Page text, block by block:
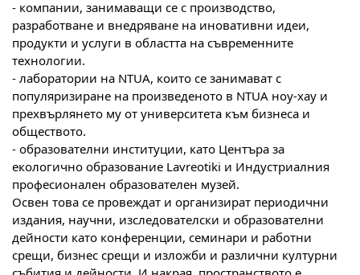
- компании, занимаващи се с производство,
разработване и внедряване на иновативни идеи,
продукти и услуги в областта на съвременните
технологии.
- лаборатории на NTUA, които се занимават с
популяризиране на произведеното в NTUA ноу-хау и
прехвърлянето му от университета към бизнеса и
обществото.
- образователни институции, като Центъра за
екологично образование Lavreotiki и Индустриалния
професионален образователен музей.
Освен това се провеждат и организират периодични
издания, научни, изследователски и образователни
дейности като конференции, семинари и работни
срещи, бизнес срещи и изложби и различни културни